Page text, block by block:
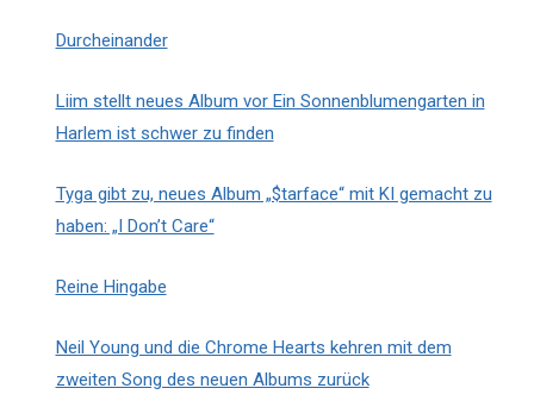
Durcheinander
Liim stellt neues Album vor Ein Sonnenblumengarten in
Harlem ist schwer zu finden
Tyga gibt zu, neues Album „$tarface“ mit KI gemacht zu
haben: „I Don’t Care“
Reine Hingabe
Neil Young und die Chrome Hearts kehren mit dem
zweiten Song des neuen Albums zurück